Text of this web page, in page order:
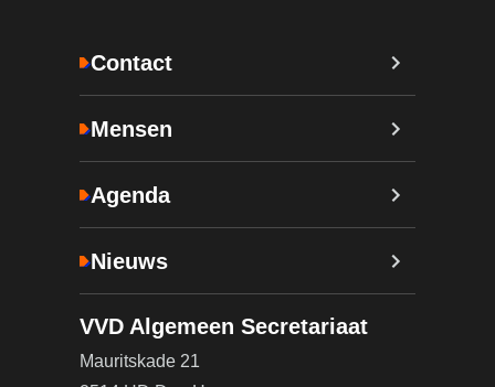
Contact
Mensen
Agenda
Nieuws
VVD Algemeen Secretariaat
Mauritskade 21